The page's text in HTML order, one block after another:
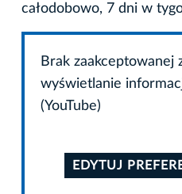
całodobowo, 7 dni w
Brak zaakceptowanej
wyświetlanie
(YouTube)
EDYTUJ